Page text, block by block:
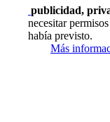
publicidad,
necesitar
había previsto.
Más